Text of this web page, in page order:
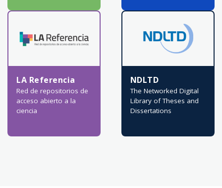
LA Referencia
Red de repositorios de
acceso abierto a la
ciencia
NDLTD
The Networked Digital
Library of Theses and
Dissertations